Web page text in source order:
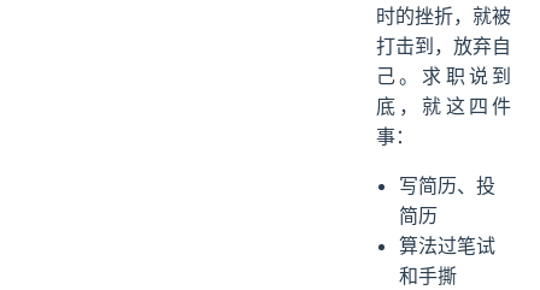
时的挫折，就被
打击到，放弃自
己。求职说到
底，就这四件
事：
写简历、投
简历
算法过笔试
和手撕